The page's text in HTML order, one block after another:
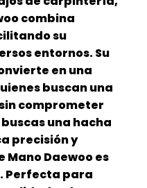
combina
su
entornos. Su
en una
buscan una
comprometer
una hacha
precisión y
Mano Daewoo es
Perfecta para